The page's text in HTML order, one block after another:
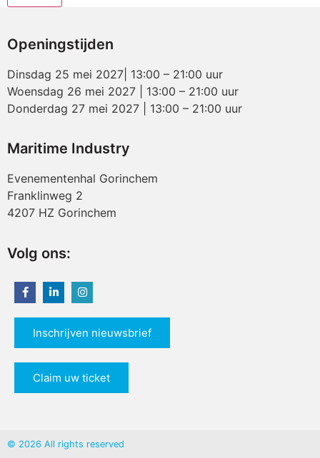
Openingstijden
Dinsdag 25 mei 2027| 13:00 – 21:00 uur
Woensdag 26 mei 2027 | 13:00 – 21:00 uur
Donderdag 27 mei 2027 | 13:00 – 21:00 uur
Maritime Industry
Evenementenhal Gorinchem
Franklinweg 2
4207 HZ Gorinchem
Volg ons:
Inschrijven nieuwsbrief
Claim uw ticket
© 2026 All rights reserved